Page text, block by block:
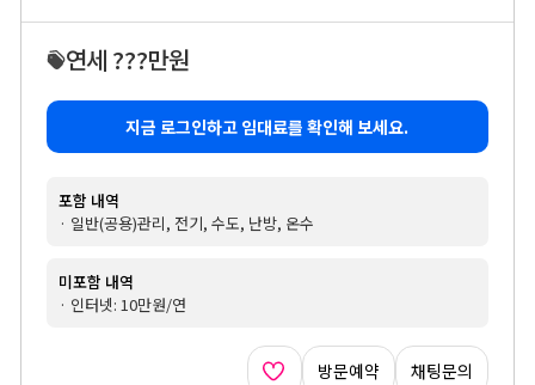
연세 ???만원
지금 로그인하고 임대료를 확인해 보세요.
포함 내역
· 일반(공용)관리, 전기, 수도, 난방, 온수
미포함 내역
· 인터넷: 10만원/연
방문예약 채팅문의